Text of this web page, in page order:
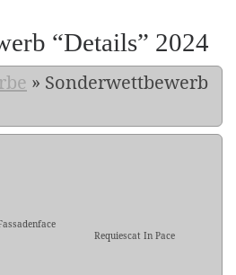
“Details” 2024
» Sonderwettbewerb
Requiescat In Pace